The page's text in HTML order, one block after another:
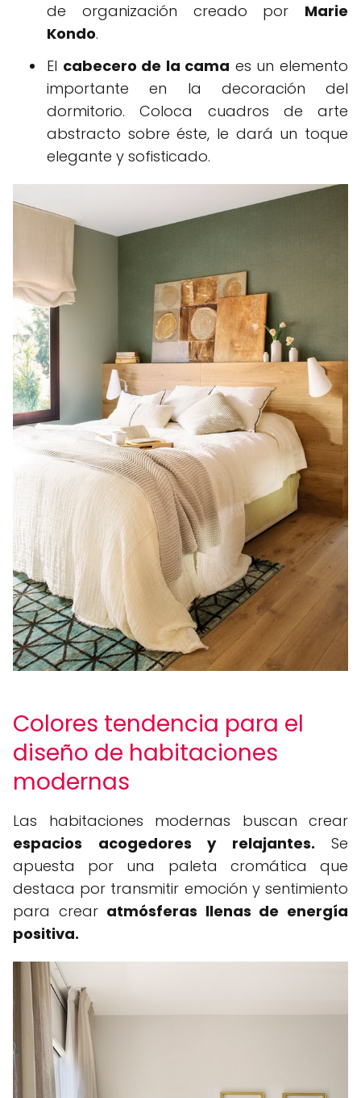
de organización creado por Marie
Kondo.
El cabecero de la cama es un elemento
importante en la decoración del
dormitorio. Coloca cuadros de arte
abstracto sobre éste, le dará un toque
elegante y sofisticado.
Colores tendencia para el
diseño de habitaciones
modernas
Las habitaciones modernas buscan crear
espacios acogedores y relajantes. Se
apuesta por una paleta cromática que
destaca por transmitir emoción y sentimiento
para crear atmósferas llenas de energía
positiva.